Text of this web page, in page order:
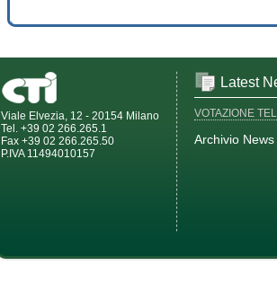
Viale Elvezia, 12 - 20154 Milano
Tel. +39 02 266.265.1
Fax +39 02 266.265.50
P.IVA 11494010157
Latest
VOTAZIONE
Archivio News